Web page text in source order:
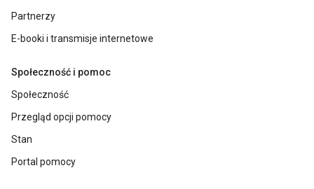
Partnerzy
E-booki i transmisje internetowe
Społeczność i pomoc
Społeczność
Przegląd opcji pomocy
Stan
Portal pomocy